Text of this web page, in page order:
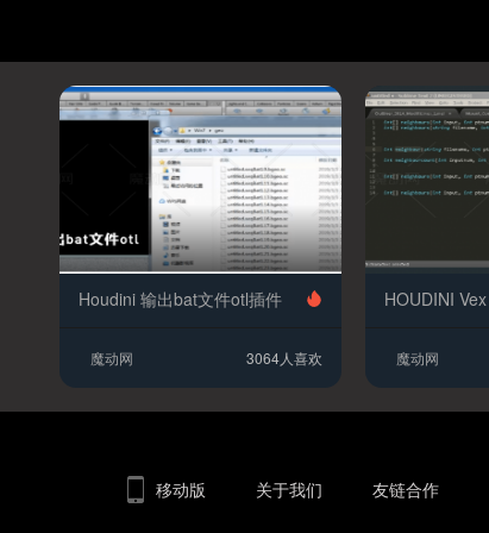
Houdini 输出bat文件otl插件
魔动网 3064人喜欢 魔动网
移动版 关于我们 友链合作